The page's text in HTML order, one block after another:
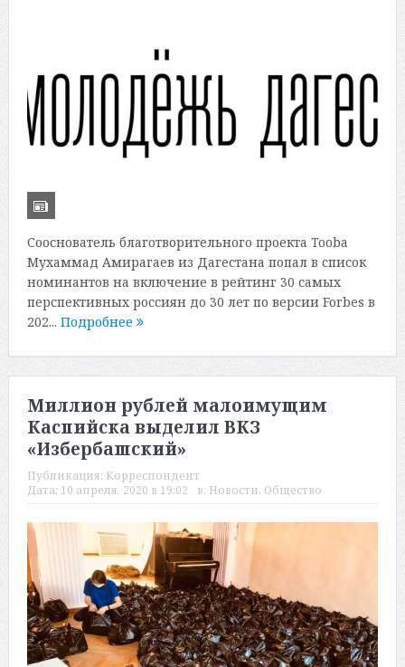
Сооснователь благотворительного проекта Tooba
Мухаммад Амирагаев из Дагестана попал в список
номинантов на включение в рейтинг 30 самых
перспективных россиян до 30 лет по версии Forbes в
202... Подробнее
Миллион рублей малоимущим
Каспийска выделил ВКЗ
«Избербашский»
Публикация: Корреспондент
Дата: 10 апреля, 2020 в 19:02 в: Новости, Общество